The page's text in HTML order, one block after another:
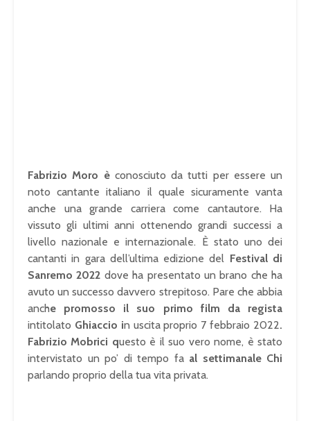
Fabrizio Moro èconosciuto da tutti per essere un
noto cantante italiano il quale sicuramente vanta
anche una grande carriera come cantautore. Ha
vissuto gli ultimi anni ottenendo grandi successi a
livello nazionale e internazionale. È stato uno dei
cantanti in gara dell’ultima edizione del Festival di
Sanremo 2022 dove ha presentato un brano che ha
avuto un successo davvero strepitoso. Pare che abbia
anche promosso il suo primo film da regista
intitolato Ghiaccio in uscita proprio 7 febbraio 2022.
Fabrizio Mobrici questo è il suo vero nome, è stato
intervistato un po’ di tempo fa al settimanale Chi
parlando proprio della tua vita privata.